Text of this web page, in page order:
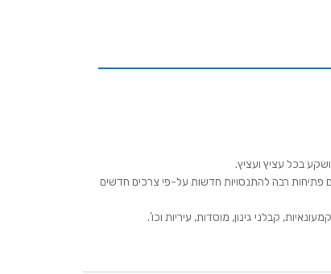
בכל עציץ ועציץ.
רבה להתנסויות חדשות על-פי צרכים חדשים
קבלני גינון, מוסדות, עיריות וכו'.